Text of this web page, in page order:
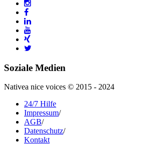
Soziale Medien
Nativea nice voices © 2015 - 2024
24/7 Hilfe
Impressum/
AGB/
Datenschutz/
Kontakt